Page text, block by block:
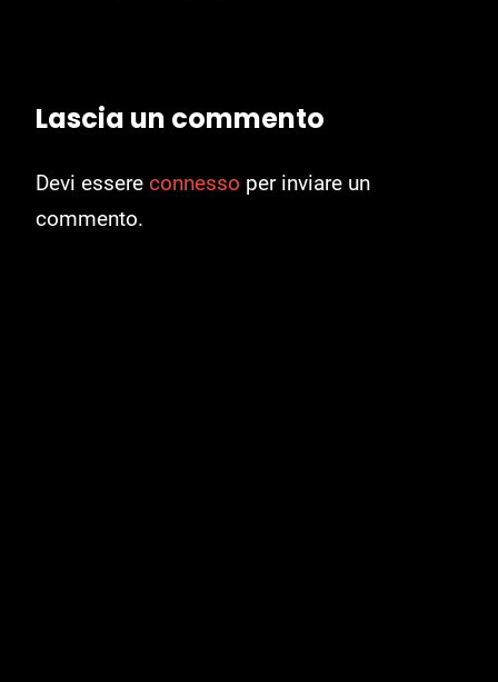
Lascia un commento
Devi essere connesso per inviare un
commento.